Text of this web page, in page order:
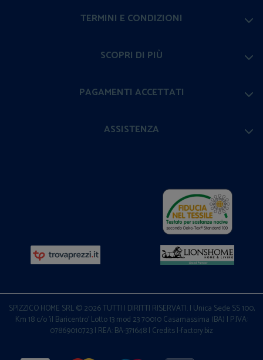
TERMINI E CONDIZIONI
SCOPRI DI PIÙ
PAGAMENTI ACCETTATI
ASSISTENZA
SPIZZICO HOME SRL © 2026 TUTTI I DIRITTI RISERVATI. | Unica Sede SS 100,
Km 18 c/o 'il Baricentro' Lotto 13 mod 23 70010 Casamassima (BA) | P.IVA:
07869010723 | REA: BA-371648 | Credits I-factory.biz